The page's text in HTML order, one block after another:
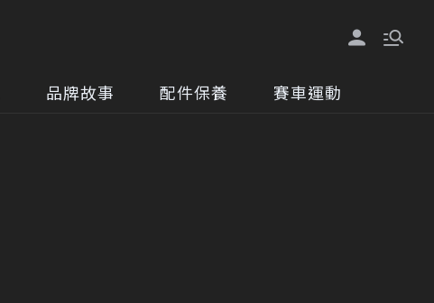
品牌故事 配件保養 賽車運動